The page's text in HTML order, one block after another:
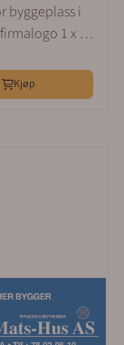
byggeplass i
1 x 2
Kjøp